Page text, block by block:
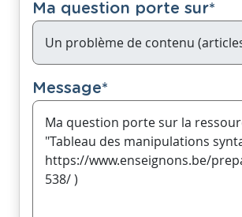
Ma question porte sur*
Message*